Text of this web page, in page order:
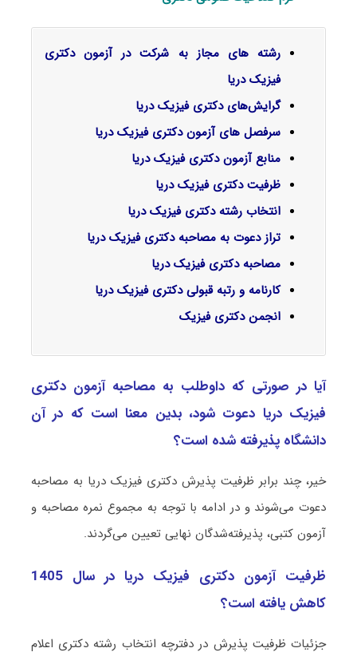
رشته های مجاز به شرکت در آزمون دکتری
فیزیک دریا
گرایش‌های دکتری فیزیک درﻳﺎ
سرفصل‌ های آزمون دکتری فیزیک دریا
منابع آزمون دکتری فیزیک دریا
ظرفیت دکتری فیزیک دریا
انتخاب رشته دکتری فیزیک دریا
تراز دعوت به مصاحبه دکتری فیزیک دریا
مصاحبه دکتری فیزیک دریا
کارنامه و رتبه قبولی دکتری فیزیک دریا
انجمن دکتری فیزیک
آیا در صورتی که داوطلب به مصاحبه آزمون دکتری
فیزیک درﻳﺎ دعوت شود، بدین معنا است که در آن
دانشگاه پذیرفته شده است؟
خیر، چند برابر ظرفیت پذیرش دکتری فیزیک درﻳﺎ به مصاحبه
دعوت می‌شوند و در ادامه با توجه به مجموع نمره مصاحبه و
آزمون کتبی، پذیرفته‌شدگان نهایی تعیین می‌گردند.
ظرفیت آزمون دکتری فیزیک درﻳﺎ در سال 1405
کاهش یافته است؟
جزئیات ظرفیت پذیرش در دفترچه انتخاب رشته دکتری اعلام